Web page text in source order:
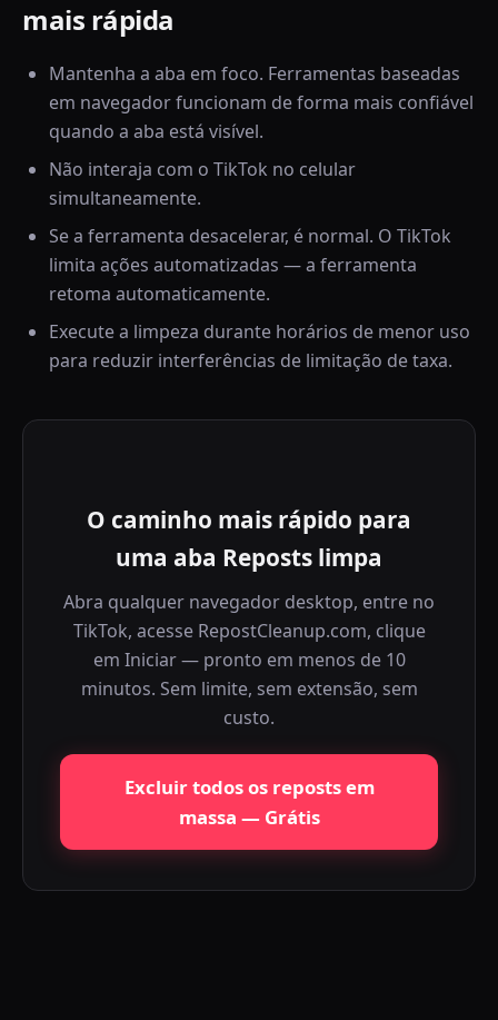
mais rápida
Mantenha a aba em foco. Ferramentas baseadas
em navegador funcionam de forma mais confiável
quando a aba está visível.
Não interaja com o TikTok no celular
simultaneamente.
Se a ferramenta desacelerar, é normal. O TikTok
limita ações automatizadas — a ferramenta
retoma automaticamente.
Execute a limpeza durante horários de menor uso
para reduzir interferências de limitação de taxa.
O caminho mais rápido para
uma aba Reposts limpa
Abra qualquer navegador desktop, entre no
TikTok, acesse RepostCleanup.com, clique
em Iniciar — pronto em menos de 10
minutos. Sem limite, sem extensão, sem
custo.
Excluir todos os reposts em
massa — Grátis